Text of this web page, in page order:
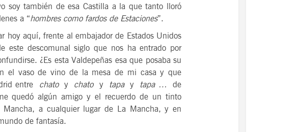
soy también de esa Castilla a la que tanto lloró
a “hombres como fardos de Estaciones”.
aquí, frente al embajador de Estados Unidos
este descomunal siglo que nos ha entrado por
¿Es esta Valdepeñas esa que posaba su
el vaso de vino de la mesa de mi casa y que
entre chatoy chatoy tapay tapa …de
quedó algún amigo y el recuerdo de un tinto
Mancha, a cualquier lugar de La Mancha, y en
de fantasía.